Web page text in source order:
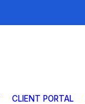
CLIENT PORTAL